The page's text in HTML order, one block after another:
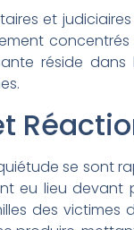
et
réside
se sont
eu lieu devant
des